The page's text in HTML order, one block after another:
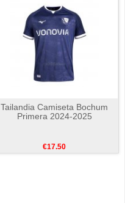
Tailandia Camiseta Bochum
Primera 2024-2025
€17.50